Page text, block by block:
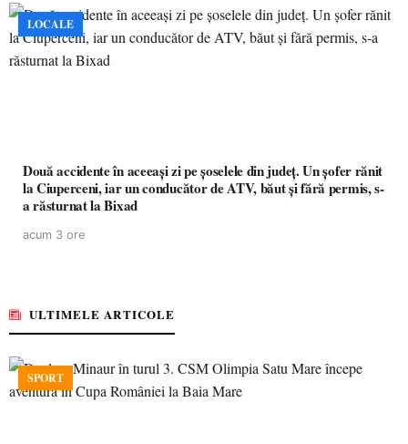
LOCALE
Două accidente în aceeași zi pe șoselele din județ. Un șofer rănit
la Ciuperceni, iar un conducător de ATV, băut și fără permis, s-
a răsturnat la Bixad
acum 3 ore
ULTIMELE ARTICOLE
SPORT